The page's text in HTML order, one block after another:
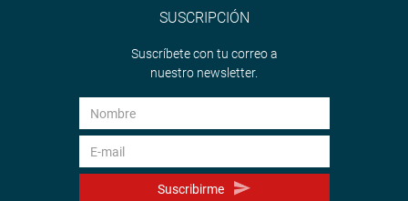
SUSCRIPCIÓN
Suscríbete con tu correo a
nuestro newsletter.
Suscribirme